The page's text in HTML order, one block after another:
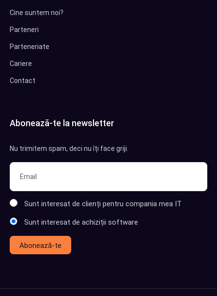
Cine suntem noi?
Parteneri
Parteneriate
Cariere
Contact
Abonează-te la newsletter
Nu trimitem spam, deci nu îți face griji.
Sunt interesat de clienți pentru compania mea IT
Sunt interesat de achiziții software
Abonează-te